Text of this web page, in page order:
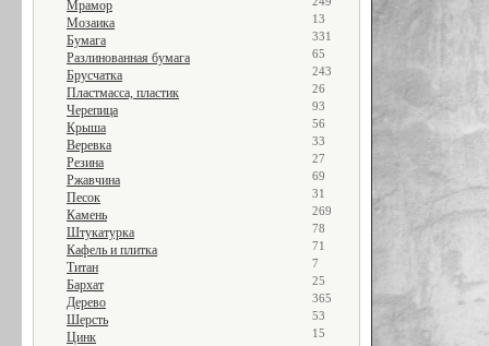
Мрамор
Мозаика 13
Бумага 331
Разлинованная бумага 65
Брусчатка 243
Пластмасса, пластик 26
Черепица 93
Крыша 56
Веревка 33
Резина 27
Ржавчина 69
Песок 31
Камень 269
Штукатурка 78
Кафель и плитка 71
Титан 7
Бархат 25
Дерево 365
Шерсть 53
Цинк 15